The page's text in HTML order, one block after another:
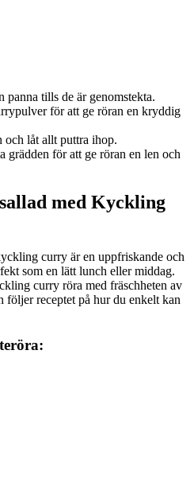
tills de är genomstekta.
för att ge röran en kryddig
och låt allt puttra ihop.
grädden för att ge röran en len och
med Kyckling
curry är en uppfriskande och
som en lätt lunch eller middag.
curry röra med fräschheten av
följer receptet på hur du enkelt kan